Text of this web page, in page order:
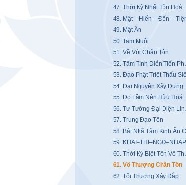
47. Thời
48. Mật – Hiển – Đốn –
49. Mật Ấn
50. Tam Muội
51. Về Với Chân Tôn
52.
54. Đại
55. Do Lầm Nên Hữu Hoá
56.
57. Trung Đạo Tôn
58. Bát Nhã Tâm Kinh Ấn
60. Thời Kỳ
61. Vô Thượng Chân Tôn
62. Tối Thượng Xây Đắp